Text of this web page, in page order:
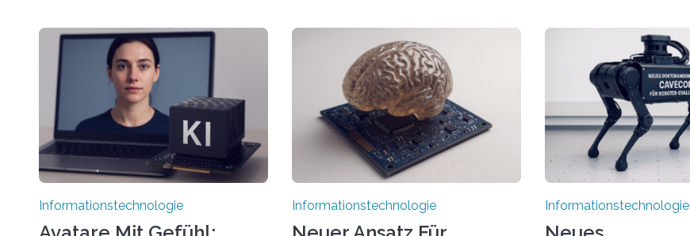
Informationstechnologie Informationstechnologie Informationstechnologie